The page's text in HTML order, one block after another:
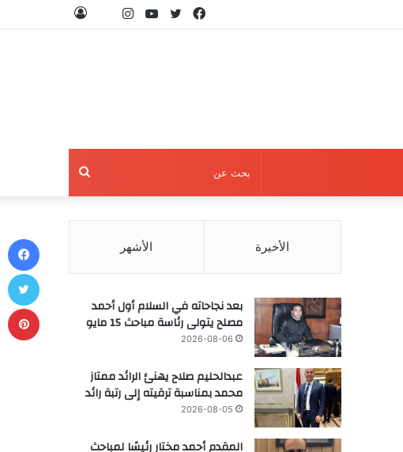
threadsانستقرام يوتيوب تويتر
فيسبوك
عن
الأخيرة الأشهر
بعد نجاحاته في السلام أول أحمد
مصلح يتولى رئاسة مباحث 15 مايو
2026-08-06
عبدالحليم صلاح يهنئ الرائد ممتاز
محمد بمناسبة ترقيته إلى رتبة رائد
2026-08-05
المقدم أحمد مختار رئيسًا لمباحث